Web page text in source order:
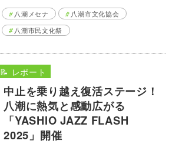
八潮メセナ
八潮市文化協会
八潮市民文化祭
中止を乗り越え復活ステージ！
八潮に熱気と感動広がる
「YASHIO JAZZ FLASH
2025」開催
📝 レポート